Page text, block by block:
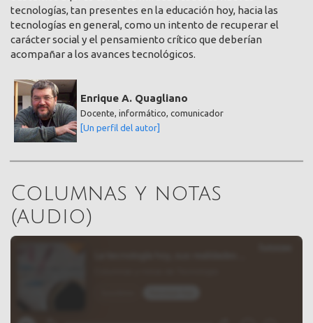
tecnologías, tan presentes en la educación hoy, hacia las
tecnologías en general, como un intento de recuperar el
carácter social y el pensamiento crítico que deberían
acompañar a los avances tecnológicos.
Enrique A. Quagliano
Docente, informático, comunicador
[Un perfil del autor]
Columnas y notas
(audio)